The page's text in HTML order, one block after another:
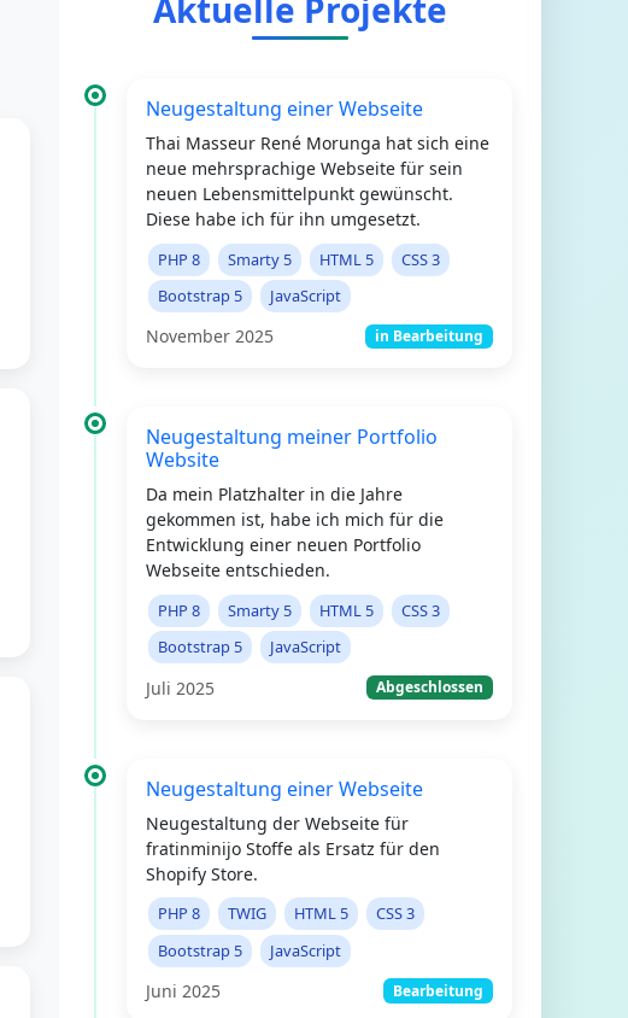
Aktuelle Projekte
Neugestaltung einer Webseite
Thai Masseur René Morunga hat sich eine
neue mehrsprachige Webseite für sein
neuen Lebensmittelpunkt gewünscht.
Diese habe ich für ihn umgesetzt.
PHP 8 Smarty 5 HTML 5
CSS 3
Bootstrap 5
JavaScript
November 2025 in Bearbeitung
Neugestaltung meiner Portfolio
Website
Da mein Platzhalter in die Jahre
gekommen ist, habe ich mich für die
Entwicklung einer neuen Portfolio
Webseite entschieden.
PHP 8 Smarty 5 HTML 5
CSS 3
Bootstrap 5
JavaScript
Juli 2025 Abgeschlossen
Neugestaltung einer Webseite
Neugestaltung der Webseite für
fratinminijo Stoffe als Ersatz für den
Shopify Store.
PHP 8 TWIG HTML 5
CSS 3
Bootstrap 5
JavaScript
Juni 2025 Bearbeitung